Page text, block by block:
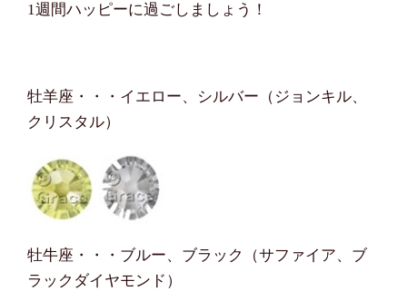
1週間ハッピーに過ごしましょう！
牡羊座・・・イエロー、シルバー（ジョンキル、
クリスタル）
牡牛座・・・ブルー、ブラック（サファイア、ブ
ラックダイヤモンド）